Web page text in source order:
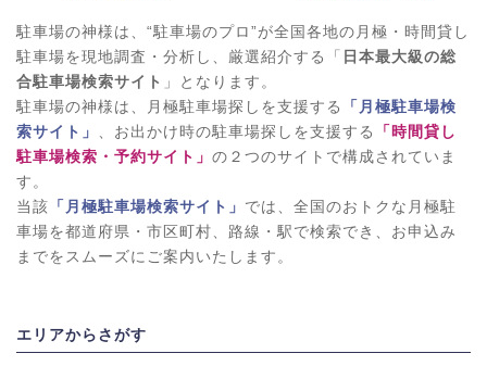
駐車場の神様は、“駐車場のプロ”が全国各地の月極・時間貸し
駐車場を現地調査・分析し、厳選紹介する「 日本最大級の総
合駐車場検索サイト 」となります。
駐車場の神様は、月極駐車場探しを支援する
「月極駐車場検
索サイト」
、お出かけ時の駐車場探しを支援する
「時間貸し
駐車場検索・予約サイト」 の２つのサイトで構成されていま
す。
当該 「月極駐車場検索サイト」 では、全国のおトクな月極駐
車場を都道府県・市区町村、路線・駅で検索でき、お申込み
までをスムーズにご案内いたします。
エリアからさがす